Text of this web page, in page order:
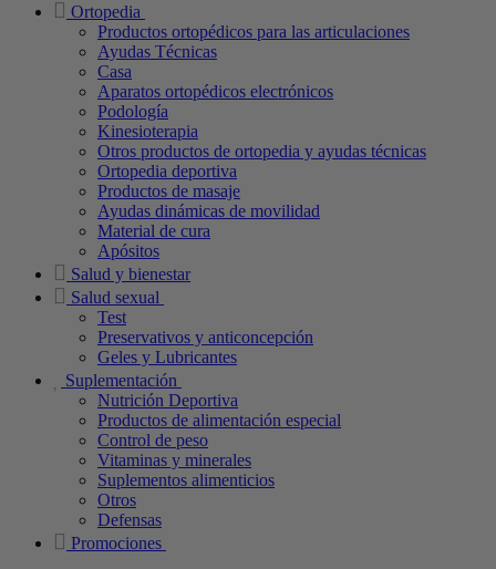
Ortopedia
Productos ortopédicos para las articulaciones
Ayudas Técnicas
Casa
Aparatos ortopédicos electrónicos
Podología
Kinesioterapia
Otros productos de ortopedia y ayudas técnicas
Ortopedia deportiva
Productos de masaje
Ayudas dinámicas de movilidad
Material de cura
Apósitos
Salud y bienestar
Salud sexual
Test
Preservativos y anticoncepción
Geles y Lubricantes
Suplementación
Nutrición Deportiva
Productos de alimentación especial
Control de peso
Vitaminas y minerales
Suplementos alimenticios
Otros
Defensas
Promociones